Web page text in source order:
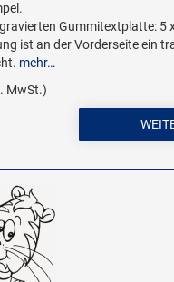
Gummitextplatte: 5
ist an der Vorderseite ein
mehr…
MwSt.)